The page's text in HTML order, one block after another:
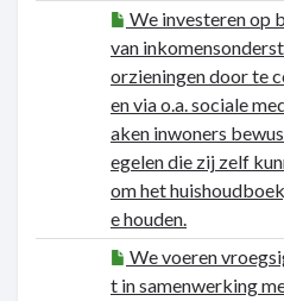
We investeren op
van
orzieningen door te
en via o.a. sociale
aken inwoners
egelen die zij zelf
om het
e houden.
We voeren
t in samenwerking